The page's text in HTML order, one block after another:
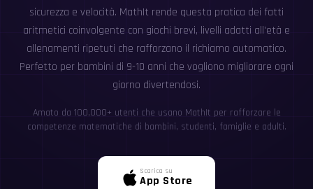
sicurezza e velocità. MathIt rende questa pratica dei fatti
aritmetici coinvolgente con giochi brevi, livelli adatti all'età e
allenamenti ripetuti che rafforzano il richiamo automatico.
Perfetto per bambini di 9-10 anni che vogliono migliorare ogni
giorno divertendosi.
Amato da 100,000+ utenti che usano MathIt per rafforzare le
competenze matematiche di bambini, studenti, famiglie e adulti.
Scarica su
App Store